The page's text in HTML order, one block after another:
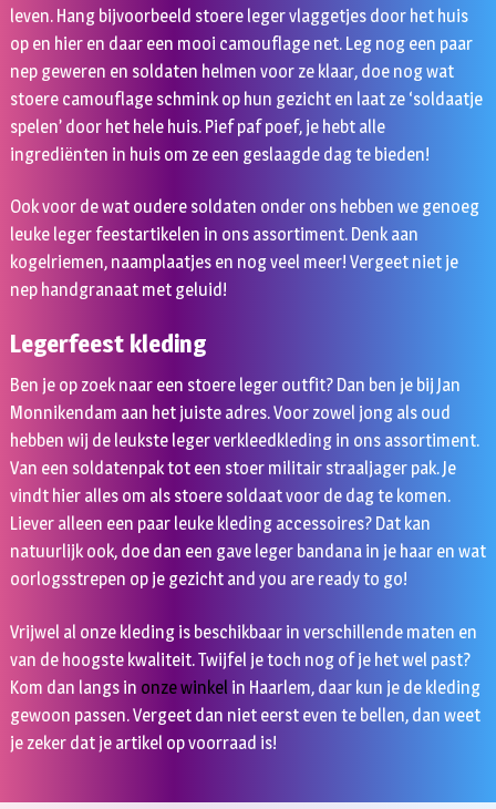
leven. Hang bijvoorbeeld stoere leger vlaggetjes door het huis
op en hier en daar een mooi camouflage net. Leg nog een paar
nep geweren en soldaten helmen voor ze klaar, doe nog wat
stoere camouflage schmink op hun gezicht en laat ze ‘soldaatje
spelen’ door het hele huis. Pief paf poef, je hebt alle
ingrediënten in huis om ze een geslaagde dag te bieden!
Ook voor de wat oudere soldaten onder ons hebben we genoeg
leuke leger feestartikelen in ons assortiment. Denk aan
kogelriemen, naamplaatjes en nog veel meer! Vergeet niet je
nep handgranaat met geluid!
Legerfeest kleding
Ben je op zoek naar een stoere leger outfit? Dan ben je bij Jan
Monnikendam aan het juiste adres. Voor zowel jong als oud
hebben wij de leukste leger verkleedkleding in ons assortiment.
Van een soldatenpak tot een stoer militair straaljager pak. Je
vindt hier alles om als stoere soldaat voor de dag te komen.
Liever alleen een paar leuke kleding accessoires? Dat kan
natuurlijk ook, doe dan een gave leger bandana in je haar en wat
oorlogsstrepen op je gezicht and you are ready to go!
Vrijwel al onze kleding is beschikbaar in verschillende maten en
van de hoogste kwaliteit. Twijfel je toch nog of je het wel past?
Kom dan langs in onze winkel in Haarlem, daar kun je de kleding
gewoon passen. Vergeet dan niet eerst even te bellen, dan weet
je zeker dat je artikel op voorraad is!